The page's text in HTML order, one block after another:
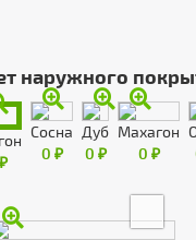
наружного
Сосна
0 ₽
Дуб
0 ₽
Махагон
0 ₽